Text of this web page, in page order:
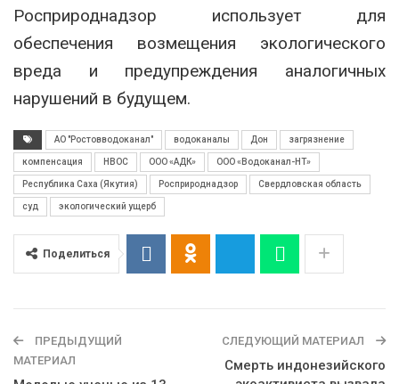
Росприроднадзор использует для
обеспечения возмещения экологического
вреда и предупреждения аналогичных
нарушений в будущем.
АО "Ростовводоканал" водоканалы Дон загрязнение
компенсация НВОС ООО «АДК» ООО «Водоканал-НТ»
Республика Саха (Якутия) Росприроднадзор Свердловская область
суд экологический ущерб
Поделиться
ПРЕДЫДУЩИЙ
МАТЕРИАЛ
СЛЕДУЮЩИЙ МАТЕРИАЛ
Смерть индонезийского